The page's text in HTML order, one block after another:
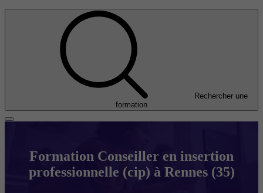
Rechercher une
formation
Formation Conseiller en insertion
professionnelle (cip) à Rennes (35)